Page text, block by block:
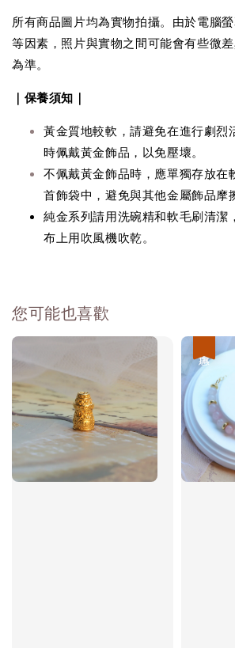
所有商品圖片均為實物拍攝。由於電腦
等因素，照片與實物之間可能會有些微
為準。
｜保養須知｜
黃金質地較軟，請避免在進行劇烈
時佩戴黃金飾品，以免壓壞。
不佩戴黃金飾品時，應單獨存放在
首飾袋中，避免與其他金屬飾品摩
純金系列請用洗碗精和軟毛刷清潔
布上用吹風機吹乾。
您可能也喜歡